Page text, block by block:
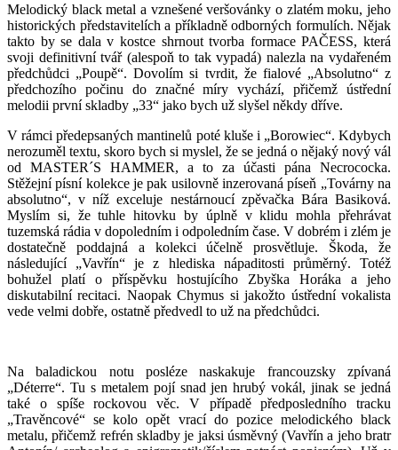
Melodický black metal a vznešené veršovánky o zlatém moku, jeho
historických představitelích a příkladně odborných formulích. Nějak
takto by se dala v kostce shrnout tvorba formace PAČESS, která
svoji definitivní tvář (alespoň to tak vypadá) nalezla na vydařeném
předchůdci „Poupě“. Dovolím si tvrdit, že fialové „Absolutno“ z
předchozího počinu do značné míry vychází, přičemž ústřední
melodii první skladby „33“ jako bych už slyšel někdy dříve.
V rámci předepsaných mantinelů poté kluše i „Borowiec“. Kdybych
nerozuměl textu, skoro bych si myslel, že se jedná o nějaký nový vál
od MASTER´S HAMMER, a to za účasti pána Necrococka.
Stěžejní písní kolekce je pak usilovně inzerovaná píseň „Továrny na
absolutno“, v níž exceluje nestárnoucí zpěvačka Bára Basiková.
Myslím si, že tuhle hitovku by úplně v klidu mohla přehrávat
tuzemská rádia v dopoledním i odpoledním čase. V dobrém i zlém je
dostatečně poddajná a kolekci účelně prosvětluje. Škoda, že
následující „Vavřín“ je z hlediska nápaditosti průměrný. Totéž
bohužel platí o příspěvku hostujícího Zbyška Horáka a jeho
diskutabilní recitaci. Naopak Chymus si jakožto ústřední vokalista
vede velmi dobře, ostatně předvedl to už na předchůdci.
Na baladickou notu posléze naskakuje francouzsky zpívaná
„Déterre“. Tu s metalem pojí snad jen hrubý vokál, jinak se jedná
také o spíše rockovou věc. V případě předposledního tracku
„Travěncové“ se kolo opět vrací do pozice melodického black
metalu, přičemž refrén skladby je jaksi úsměvný (Vavřín a jeho bratr